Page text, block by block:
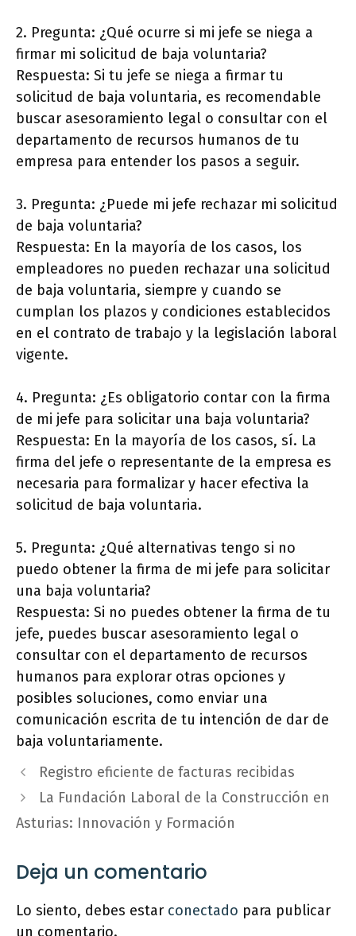
2. Pregunta: ¿Qué ocurre si mi jefe se niega a
firmar mi solicitud de baja voluntaria?
Respuesta: Si tu jefe se niega a firmar tu
solicitud de baja voluntaria, es recomendable
buscar asesoramiento legal o consultar con el
departamento de recursos humanos de tu
empresa para entender los pasos a seguir.
3. Pregunta: ¿Puede mi jefe rechazar mi solicitud
de baja voluntaria?
Respuesta: En la mayoría de los casos, los
empleadores no pueden rechazar una solicitud
de baja voluntaria, siempre y cuando se
cumplan los plazos y condiciones establecidos
en el contrato de trabajo y la legislación laboral
vigente.
4. Pregunta: ¿Es obligatorio contar con la firma
de mi jefe para solicitar una baja voluntaria?
Respuesta: En la mayoría de los casos, sí. La
firma del jefe o representante de la empresa es
necesaria para formalizar y hacer efectiva la
solicitud de baja voluntaria.
5. Pregunta: ¿Qué alternativas tengo si no
puedo obtener la firma de mi jefe para solicitar
una baja voluntaria?
Respuesta: Si no puedes obtener la firma de tu
jefe, puedes buscar asesoramiento legal o
consultar con el departamento de recursos
humanos para explorar otras opciones y
posibles soluciones, como enviar una
comunicación escrita de tu intención de dar de
baja voluntariamente.
Registro eficiente de facturas recibidas
La Fundación Laboral de la Construcción en
Asturias: Innovación y Formación
Deja un comentario
Lo siento, debes estar conectado para publicar
un comentario.